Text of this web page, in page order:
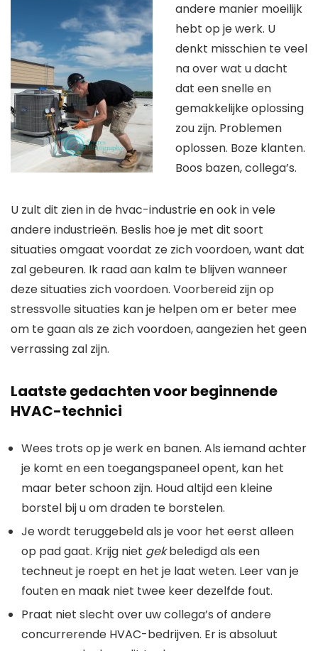
andere manier moeilijk
hebt op je werk. U
denkt misschien te veel
na over wat u dacht
dat een snelle en
gemakkelijke oplossing
zou zijn. Problemen
oplossen. Boze klanten.
Boos bazen, collega’s.
U zult dit zien in de hvac-industrie en ook in vele
andere industrieën. Beslis hoe je met dit soort
situaties omgaat voordat ze zich voordoen, want dat
zal gebeuren. Ik raad aan kalm te blijven wanneer
deze situaties zich voordoen. Voorbereid zijn op
stressvolle situaties kan je helpen om er beter mee
om te gaan als ze zich voordoen, aangezien het geen
verrassing zal zijn.
Laatste gedachten voor beginnende
HVAC-technici
Wees trots op je werk en banen. Als iemand achter
je komt en een toegangspaneel opent, kan het
maar beter schoon zijn. Houd altijd een kleine
borstel bij u om draden te borstelen.
Je wordt teruggebeld als je voor het eerst alleen
op pad gaat. Krijg niet gekbeledigd als een
techneut je roept en het je laat weten. Leer van je
fouten en maak niet twee keer dezelfde fout.
Praat niet slecht over uw collega’s of andere
concurrerende HVAC-bedrijven. Er is absoluut